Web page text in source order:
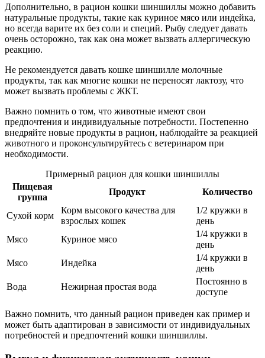
Дополнительно, в рацион кошки шиншиллы можно добавить
натуральные продукты, такие как куриное мясо или индейка,
но всегда варите их без соли и специй. Рыбу следует давать
очень осторожно, так как она может вызвать аллергическую
реакцию.
Не рекомендуется давать кошке шиншилле молочные
продукты, так как многие кошки не переносят лактозу, что
может вызвать проблемы с ЖКТ.
Важно помнить о том, что животные имеют свои
предпочтения и индивидуальные потребности. Постепенно
внедряйте новые продукты в рацион, наблюдайте за реакцией
животного и проконсультируйтесь с ветеринаром при
необходимости.
Примерный рацион для кошки шиншиллы
Пищевая
группа
Продукт Количество
Сухой корм
Корм высокого качества для
взрослых кошек
1/2 кружки в
день
Мясо
Куриное мясо
1/4 кружки в
день
Мясо
Индейка
1/4 кружки в
день
Вода
Нежирная простая вода
Постоянно в
доступе
Важно помнить, что данный рацион приведен как пример и
может быть адаптирован в зависимости от индивидуальных
потребностей и предпочтений кошки шиншиллы.